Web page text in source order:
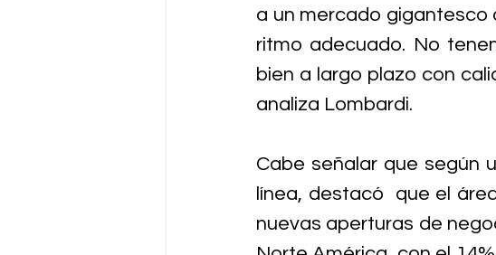
a un mercado gigantesco
ritmo adecuado. No
bien a largo plazo con
analiza Lombardi.
Cabe señalar que según
línea, destacó  que el
nuevas aperturas de